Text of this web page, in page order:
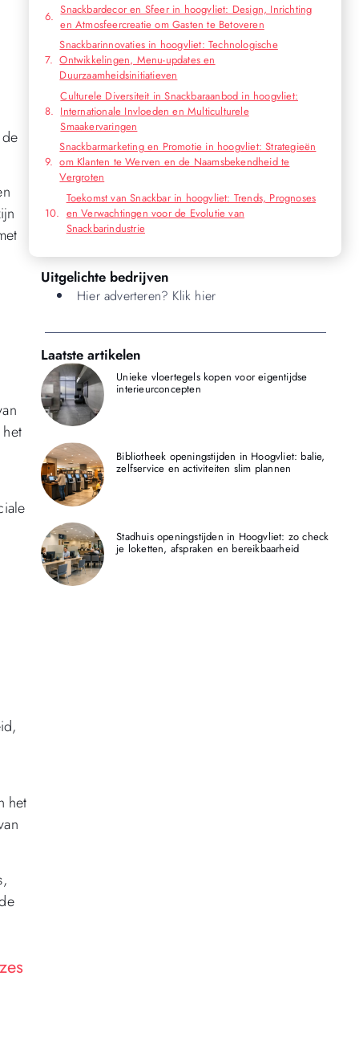
het
Snackbardecor en Sfeer in hoogvliet: Design, Inrichting
en Atmosfeercreatie om Gasten te Betoveren
Snackbarinnovaties in hoogvliet: Technologische
Ontwikkelingen, Menu-updates en
Duurzaamheidsinitiatieven
Culturele Diversiteit in Snackbaraanbod in hoogvliet:
Internationale Invloeden en Multiculturele
Smaakervaringen
Snackbarmarketing en Promotie in hoogvliet: Strategieën
om Klanten te Werven en de Naamsbekendheid te
Vergroten
Toekomst van Snackbar in hoogvliet: Trends, Prognoses
en Verwachtingen voor de Evolutie van
Snackbarindustrie
Uitgelichte bedrijven
Hier adverteren? Klik hier
Laatste artikelen
Unieke vloertegels kopen voor eigentijdse
interieurconcepten
Bibliotheek openingstijden in Hoogvliet: balie,
zelfservice en activiteiten slim plannen
Stadhuis openingstijden in Hoogvliet: zo check
je loketten, afspraken en bereikbaarheid